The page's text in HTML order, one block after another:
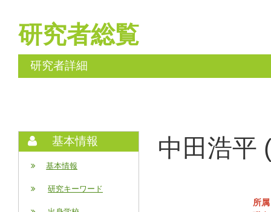
研究者総覧
研究者詳細
基本情報
基本情報
研究キーワード
中田浩平
所属